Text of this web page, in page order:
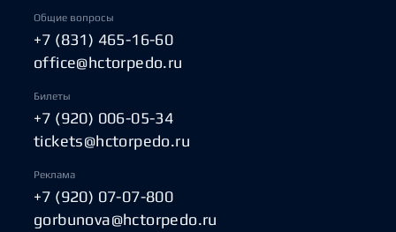
Общие вопросы
+7 (831) 465-16-60
office@hctorpedo.ru
Билеты
+7 (920) 006-05-34
tickets@hctorpedo.ru
Реклама
+7 (920) 07-07-800
gorbunova@hctorpedo.ru